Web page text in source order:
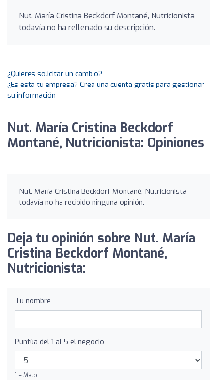
Nut. María Cristina Beckdorf Montané, Nutricionista
todavía no ha rellenado su descripción.
¿Quieres solicitar un cambio?
¿Es esta tu empresa? Crea una cuenta gratis para gestionar
su información
Nut. María Cristina Beckdorf
Montané, Nutricionista: Opiniones
Nut. María Cristina Beckdorf Montané, Nutricionista
todavía no ha recibido ninguna opinión.
Deja tu opinión sobre Nut. María
Cristina Beckdorf Montané,
Nutricionista:
Tu nombre
Puntúa del 1 al 5 el negocio
1 = Malo